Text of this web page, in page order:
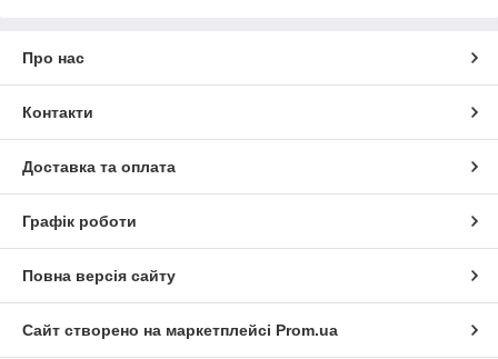
Про нас
Контакти
Доставка та оплата
Графік роботи
Повна версія сайту
Сайт створено на маркетплейсі Prom.ua